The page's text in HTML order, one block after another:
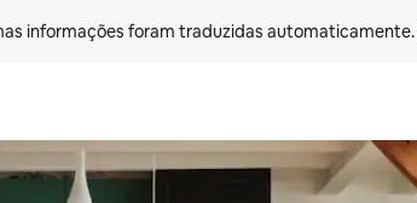
informações foram traduzidas automaticamente.